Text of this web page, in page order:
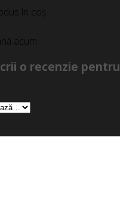
în coș.
acum.
o recenzie pentru